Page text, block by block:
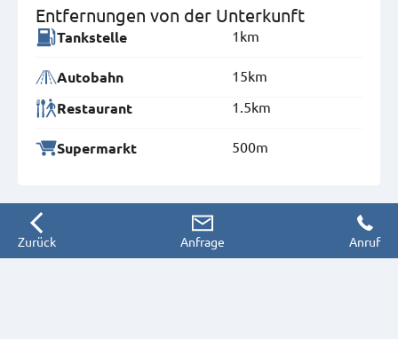
Entfernungen von der Unterkunft
Tankstelle 1km
Autobahn 15km
Restaurant 1.5km
Supermarkt 500m
Zurück Anfrage Anruf